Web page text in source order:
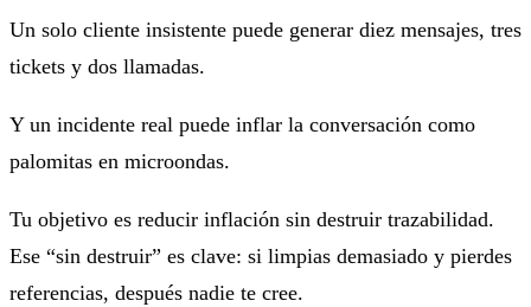
Un solo cliente insistente puede generar diez mensajes, tres
tickets y dos llamadas.
Y un incidente real puede inflar la conversación como
palomitas en microondas.
Tu objetivo es reducir inflación sin destruir trazabilidad.
Ese “sin destruir” es clave: si limpias demasiado y pierdes
referencias, después nadie te cree.